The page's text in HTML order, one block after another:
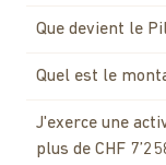
Que devient le
Quel est le
J'exerce une
plus de CHF